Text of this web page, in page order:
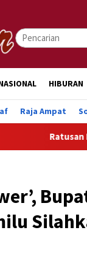
HIBURAN
Raja Ampat
Ratusan Ribu